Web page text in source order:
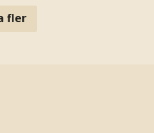
fler